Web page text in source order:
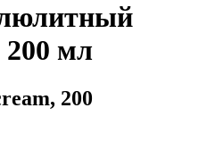
мл
200